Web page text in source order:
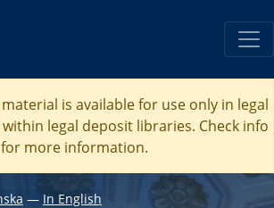
is available for use only in legal
legal deposit libraries. Check info
for more information.
― In English